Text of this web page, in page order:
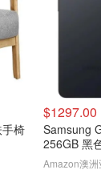
椅
$1297.00
Samsung
256GB 黑
头
Amazon澳洲